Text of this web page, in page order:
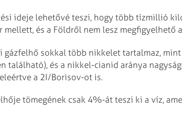
ideje lehetővé teszi, hogy több tízmillió
mellett, és a Földről nem lesz megfigyelhető
gázfelhő sokkal több nikkelet tartalmaz,
található), és a nikkel-cianid aránya
a 2I/Borisov-ot is.
tömegének csak 4%-át teszi ki a víz,